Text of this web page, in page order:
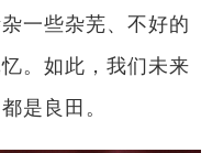
一些杂芜、不好的
。如此，我们未来
是良田。